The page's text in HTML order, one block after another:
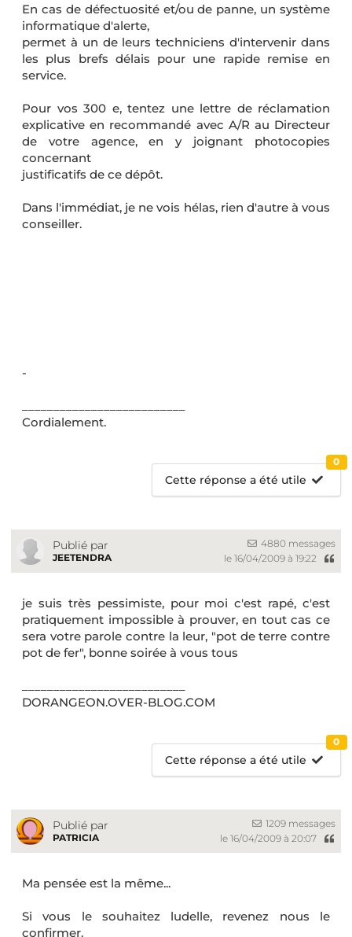
En cas de défectuosité et/ou de panne, un système
informatique d'alerte,
permet à un de leurs techniciens d'intervenir dans
les plus brefs délais pour une rapide remise en
service.
Pour vos 300 e, tentez une lettre de réclamation
explicative en recommandé avec A/R au Directeur
de votre agence, en y joignant photocopies
concernant
justificatifs de ce dépôt.
Dans l'immédiat, je ne vois hélas, rien d'autre à vous
conseiller.
-
Cordialement.
Cette réponse a été utile
0
Publié par
JEETENDRA
4880 messages
le 16/04/2009 à 19:22
je suis très pessimiste, pour moi c'est rapé, c'est
pratiquement impossible à prouver, en tout cas ce
sera votre parole contre la leur, "pot de terre contre
pot de fer", bonne soirée à vous tous
DORANGEON.OVER-BLOG.COM
Cette réponse a été utile
0
Publié par
PATRICIA
1209 messages
le 16/04/2009 à 20:07
Ma pensée est la même...
Si vous le souhaitez ludelle, revenez nous le
confirmer.